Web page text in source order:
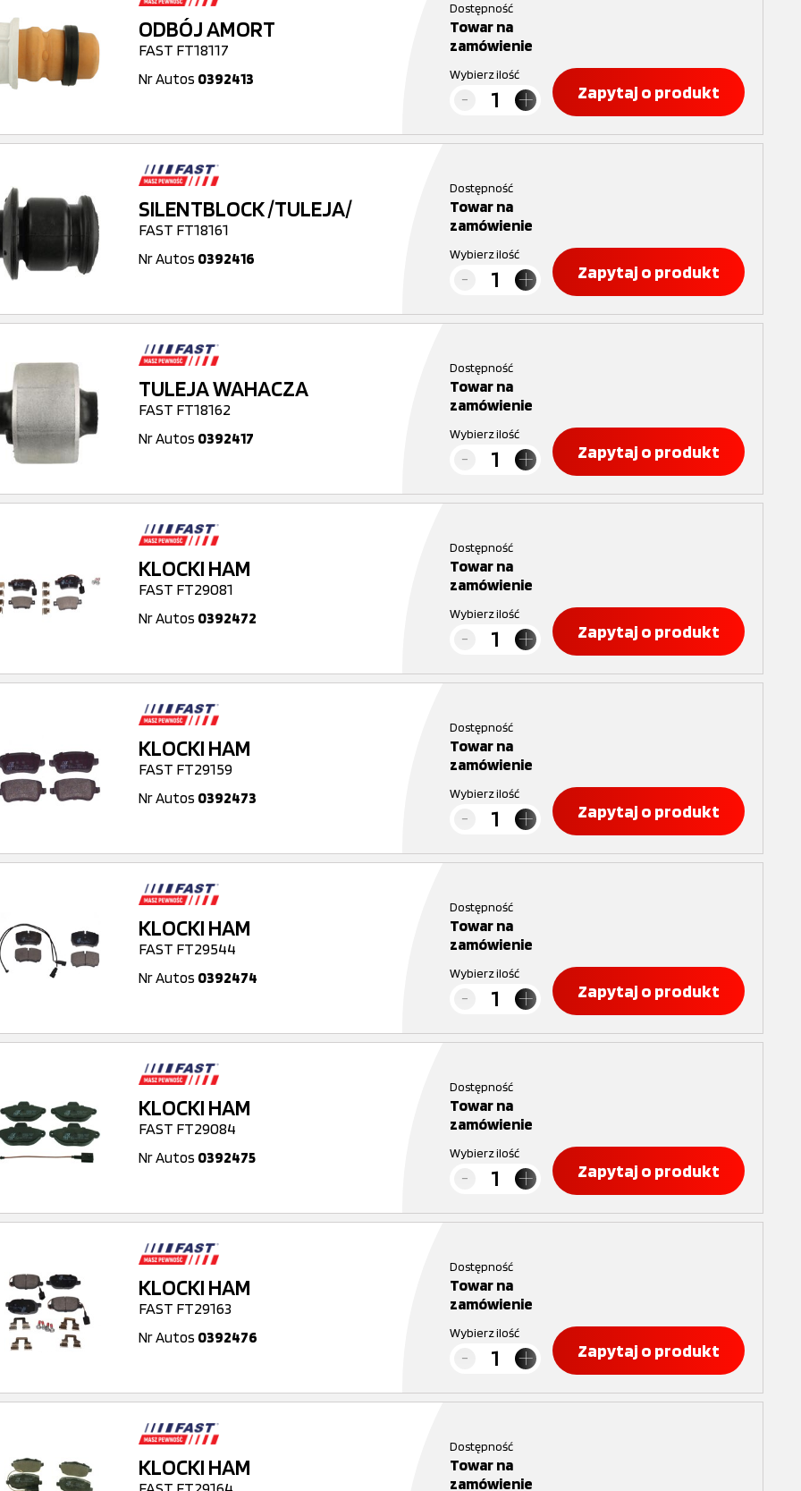
ODBÓJ AMORT
FAST FT18117
Nr Autos 0392413
Dostępność
Towar na
zamówienie
Wybierz ilość
Zapytaj o produkt
SILENTBLOCK /TULEJA/
FAST FT18161
Nr Autos 0392416
Dostępność
Towar na
zamówienie
Wybierz ilość
Zapytaj o produkt
TULEJA WAHACZA
FAST FT18162
Nr Autos 0392417
Dostępność
Towar na
zamówienie
Wybierz ilość
Zapytaj o produkt
KLOCKI HAM
FAST FT29081
Nr Autos 0392472
Dostępność
Towar na
zamówienie
Wybierz ilość
Zapytaj o produkt
KLOCKI HAM
FAST FT29159
Nr Autos 0392473
Dostępność
Towar na
zamówienie
Wybierz ilość
Zapytaj o produkt
KLOCKI HAM
FAST FT29544
Nr Autos 0392474
Dostępność
Towar na
zamówienie
Wybierz ilość
Zapytaj o produkt
KLOCKI HAM
FAST FT29084
Nr Autos 0392475
Dostępność
Towar na
zamówienie
Wybierz ilość
Zapytaj o produkt
KLOCKI HAM
FAST FT29163
Nr Autos 0392476
Dostępność
Towar na
zamówienie
Wybierz ilość
Zapytaj o produkt
KLOCKI HAM
Dostępność
Towar na
zamówienie